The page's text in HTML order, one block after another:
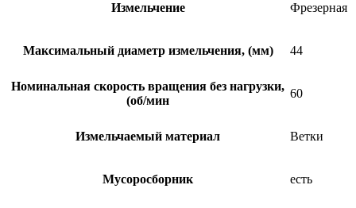
Измельчение Фрезерная
Максимальный диаметр измельчения, (мм) 44
Номинальная скорость вращения без нагрузки,
(об/мин
60
Измельчаемый материал Ветки
Мусоросборник есть